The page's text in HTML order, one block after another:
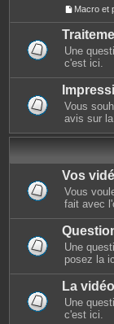
Macro et
Une
c'est ici.
Vous
avis sur
Vos
Vous
fait avec
Une
posez la
La
Une
c'est ici.